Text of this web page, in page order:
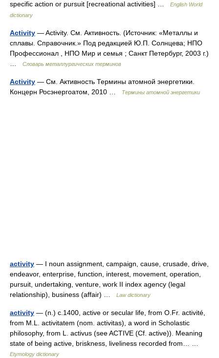
specific action or pursuit [recreational activities] …
English World
dictionary
Activity — Activity. См. Активность. (Источник: «Металлы и
сплавы. Справочник.» Под редакцией Ю.П. Солнцева; НПО
Профессионал , НПО Мир и семья ; Санкт Петербург, 2003 г.)
Словарь металлургических терминов
Activity — См. Активность Термины атомной энергетики.
Концерн Росэнергоатом, 2010 …
Термины атомной энергетики
activity — I noun assignment, campaign, cause, crusade, drive,
endeavor, enterprise, function, interest, movement, operation,
pursuit, undertaking, venture, work II index agency (legal
relationship), business (affair) …
Law dictionary
activity — (n.) c.1400, active or secular life, from O.Fr. activité,
from M.L. activitatem (nom. activitas), a word in Scholastic
philosophy, from L. activus (see ACTIVE (Cf. active)). Meaning
state of being active, briskness, liveliness recorded from… …
Etymology dictionary